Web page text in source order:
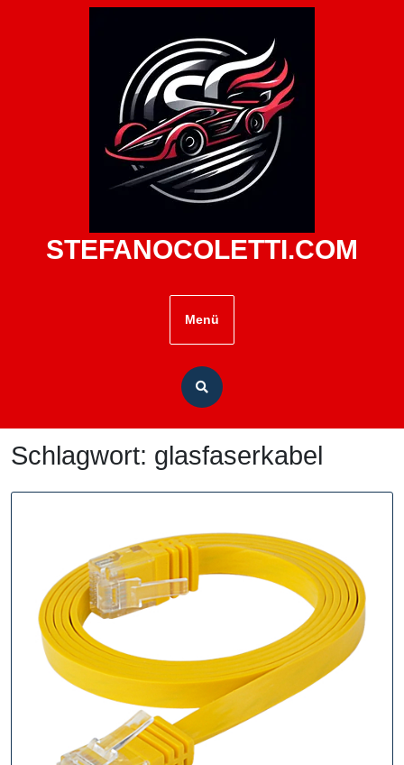
STEFANOCOLETTI.COM
Menü
Schlagwort: glasfaserkabel